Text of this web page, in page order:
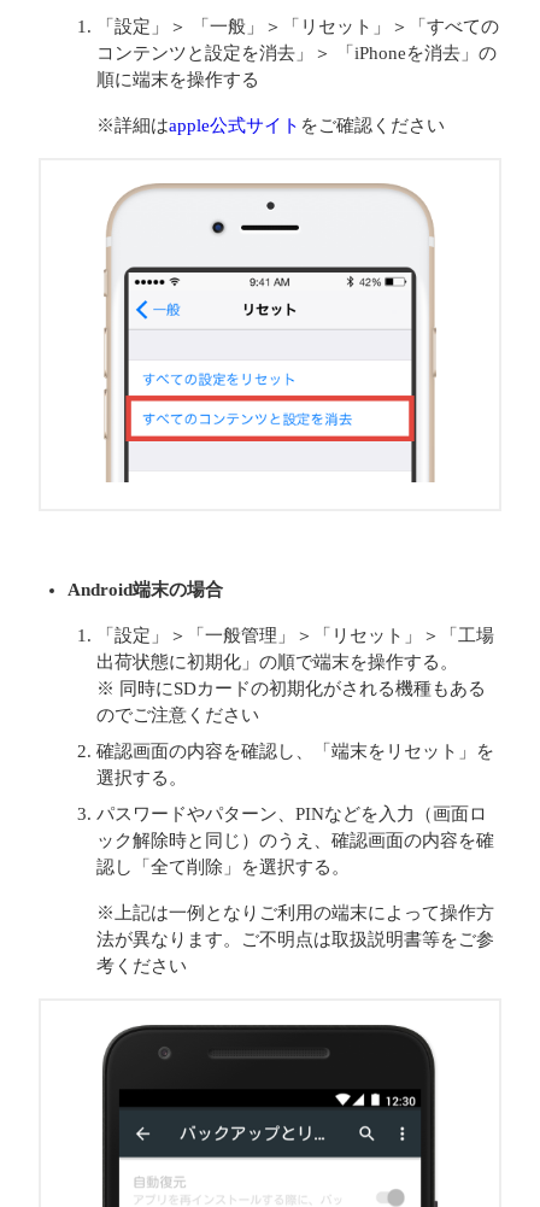
「設定」＞ 「一般」＞「リセット」＞「すべての
コンテンツと設定を消去」＞ 「iPhoneを消去」の
順に端末を操作する
※詳細はapple公式サイト をご確認ください
Android端末の場合
「設定」＞「一般管理」＞「リセット」＞「工場
出荷状態に初期化」の順で端末を操作する。
※ 同時にSDカードの初期化がされる機種もある
のでご注意ください
確認画面の内容を確認し、「端末をリセット」を
選択する。
パスワードやパターン、PINなどを入力（画面ロ
ック解除時と同じ）のうえ、確認画面の内容を確
認し「全て削除」を選択する。
※上記は一例となりご利用の端末によって操作方
法が異なります。ご不明点は取扱説明書等をご参
考ください